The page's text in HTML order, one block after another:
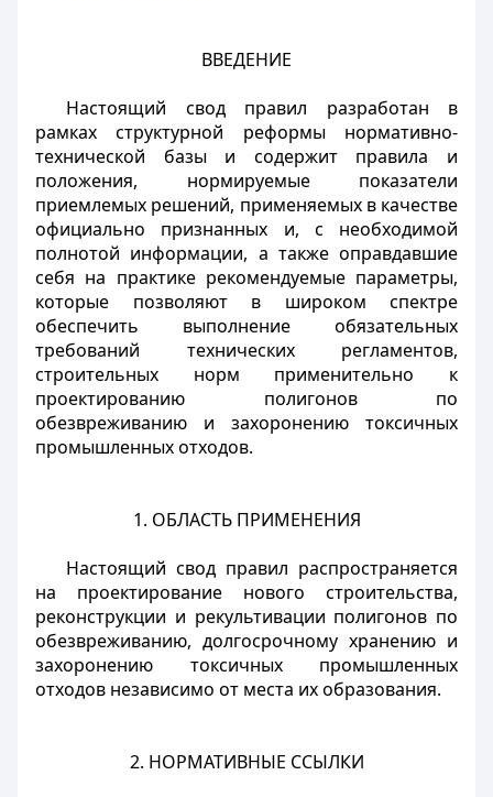
ВВЕДЕНИЕ
Настоящий свод правил разработан в
рамках структурной реформы нормативно-
технической базы и содержит правила и
положения, нормируемые показатели
приемлемых решений, применяемых в качестве
официально признанных и, с необходимой
полнотой информации, а также оправдавшие
себя на практике рекомендуемые параметры,
которые позволяют в широком спектре
обеспечить выполнение обязательных
требований технических регламентов,
строительных норм применительно к
проектированию полигонов по
обезвреживанию и захоронению токсичных
промышленных отходов.
1. ОБЛАСТЬ ПРИМЕНЕНИЯ
Настоящий свод правил распространяется
на проектирование нового строительства,
реконструкции и рекультивации полигонов по
обезвреживанию, долгосрочному хранению и
захоронению токсичных промышленных
отходов независимо от места их образования.
2. НОРМАТИВНЫЕ ССЫЛКИ